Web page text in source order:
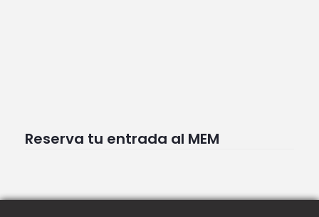
Reserva tu entrada al MEM